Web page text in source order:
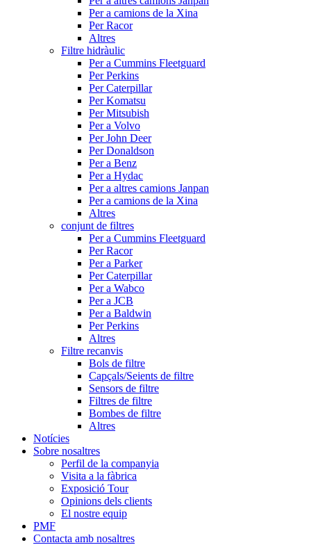
Per a camions de la Xina
Per Racor
Altres
Filtre hidràulic
Per a Cummins Fleetguard
Per Perkins
Per Caterpillar
Per Komatsu
Per Mitsubish
Per a Volvo
Per John Deer
Per Donaldson
Per a Benz
Per a Hydac
Per a altres camions Janpan
Per a camions de la Xina
Altres
conjunt de filtres
Per a Cummins Fleetguard
Per Racor
Per a Parker
Per Caterpillar
Per a Wabco
Per a JCB
Per a Baldwin
Per Perkins
Altres
Filtre recanvis
Bols de filtre
Capçals/Seients de filtre
Sensors de filtre
Filtres de filtre
Bombes de filtre
Altres
Notícies
Sobre nosaltres
Perfil de la companyia
Visita a la fàbrica
Exposició Tour
Opinions dels clients
El nostre equip
PMF
Contacta amb nosaltres